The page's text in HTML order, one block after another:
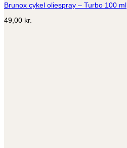
Brunox cykel oliespray – Turbo 100 ml
49,00 kr.